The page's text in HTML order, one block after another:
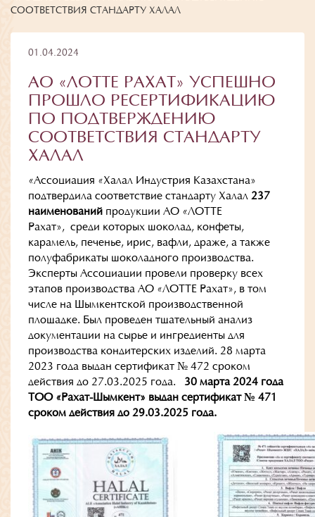
СООТВЕТСТВИЯ СТАНДАРТУ ХАЛАЛ
01.04.2024
АО «ЛОТТЕ РАХАТ» УСПЕШНО
ПРОШЛО РЕСЕРТИФИКАЦИЮ
ПО ПОДТВЕРЖДЕНИЮ
СООТВЕТСТВИЯ СТАНДАРТУ
ХАЛАЛ
«Ассоциация «Халал Индустрия Казахстана»
подтвердила соответствие стандарту Халал 237
наименований продукции АО «ЛОТТЕ
Рахат», среди которых шоколад, конфеты,
карамель, печенье, ирис, вафли, драже, а также
полуфабрикаты шоколадного производства.
Эксперты Ассоциации провели проверку всех
этапов производства АО «ЛОТТЕ Рахат», в том
числе на Шымкентской производственной
площадке. Был проведен тщательный анализ
документации на сырье и ингредиенты для
производства кондитерских изделий. 28 марта
2023 года выдан сертификат № 472 сроком
действия до 27.03.2025 года. 30 марта 2024 года
ТОО «Рахат-Шымкент» выдан сертификат № 471
сроком действия до 29.03.2025 года.